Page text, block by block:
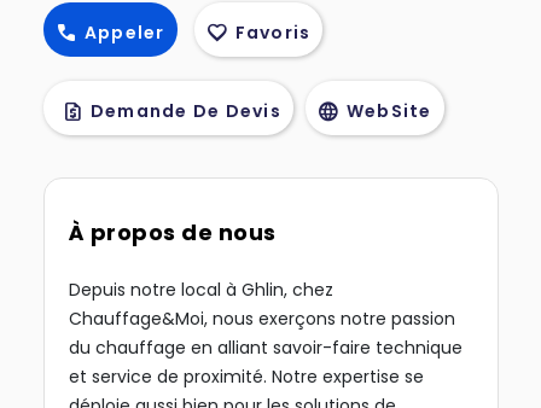
call Appeler favorite Favoris
request_quote Demande De Devis language WebSite
À propos de nous
Depuis notre local à Ghlin, chez
Chauffage&Moi, nous exerçons notre passion
du chauffage en alliant savoir-faire technique
et service de proximité. Notre expertise se